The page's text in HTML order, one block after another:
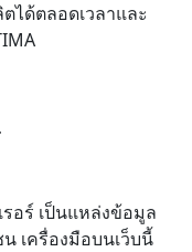
ได้ตลอดเวลาและ
อร์ เป็นแหล่งข้อมูล
เครื่องมือบนเว็บนี้